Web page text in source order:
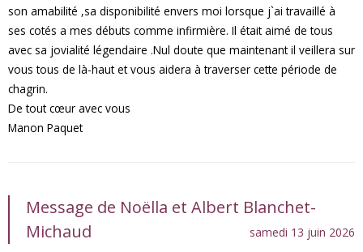
son amabilité ,sa disponibilité envers moi lorsque j`ai travaillé à
ses cotés a mes débuts comme infirmière. Il était aimé de tous
avec sa jovialité légendaire .Nul doute que maintenant il veillera sur
vous tous de là-haut et vous aidera à traverser cette période de
chagrin.
De tout cœur avec vous
Manon Paquet
Message de Noëlla et Albert Blanchet-
Michaud
samedi 13 juin 2026